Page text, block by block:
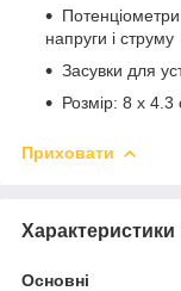
напруги і струму
Засувки для
Розмір: 8 х 4.3
Приховати
Характеристики
Основні